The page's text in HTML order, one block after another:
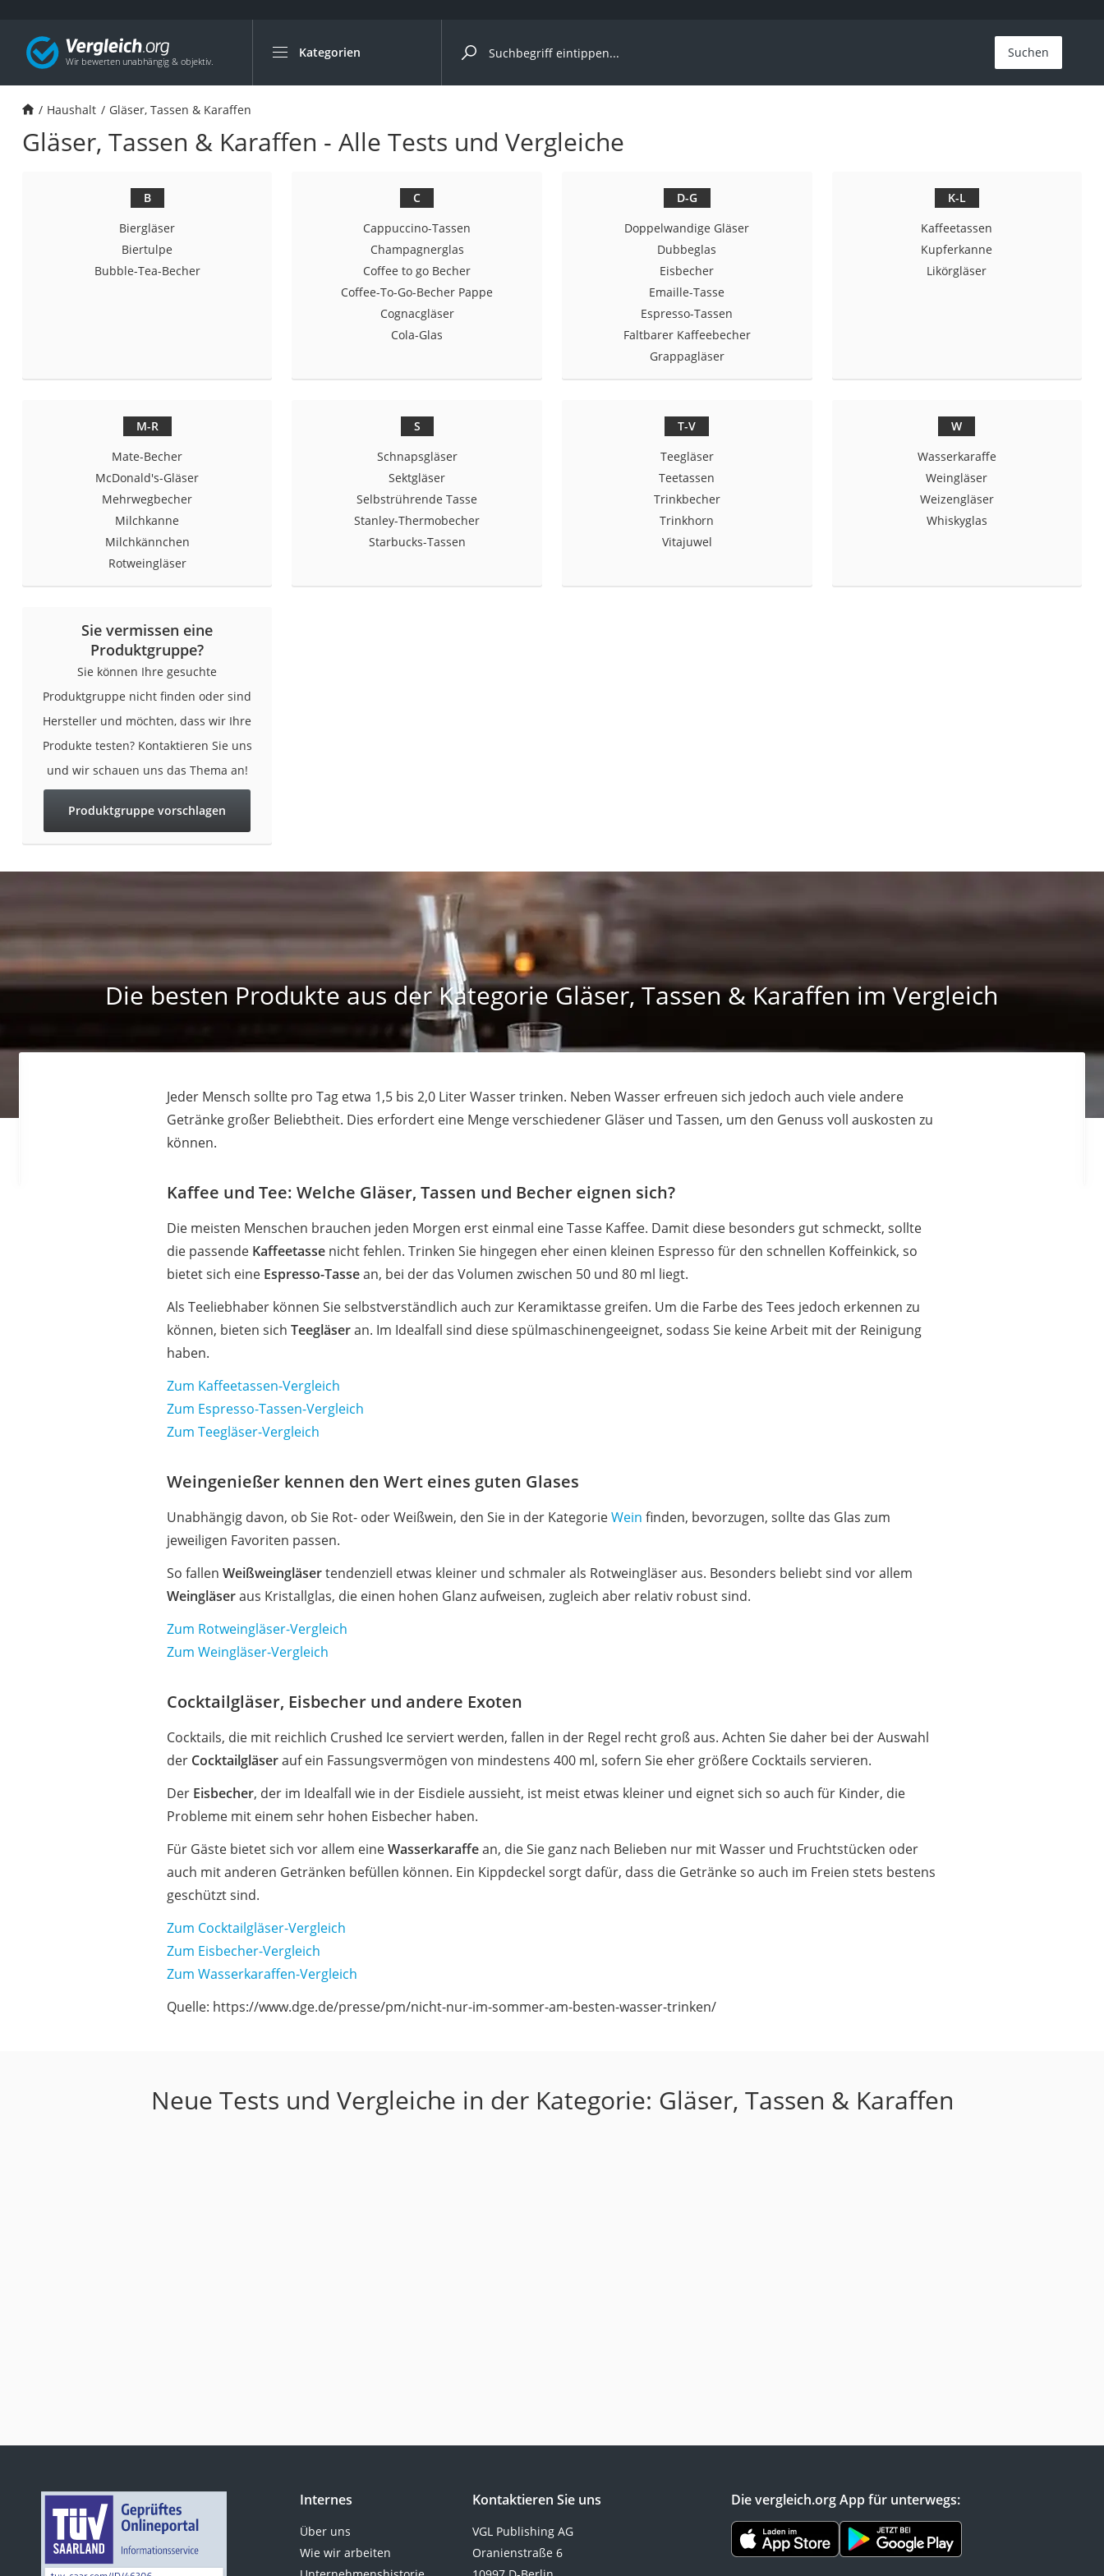
Kategorien
Die beliebtesten Vergleiche nach Kategorie
Haushalt
Zentralstaubsauger
Industriestaubsauger
Spülmaschinentabs
Akku-Staubsauger
Tierhaarstaubsauger
Suchen
Haushalt Gläser, Tassen & Karaffen
Gläser, Tassen & Karaffen - Alle Tests und Vergleiche
B
Biergläser
Biertulpe
Bubble-Tea-Becher
C
Cappuccino-Tassen
Champagnerglas
Coffee to go Becher
Coffee-To-Go-Becher Pappe
Cognacgläser
Cola-Glas
D-G
Doppelwandige Gläser
Dubbeglas
Eisbecher
Emaille-Tasse
Espresso-Tassen
Faltbarer Kaffeebecher
Grappagläser
K-L
Kaffeetassen
Kupferkanne
Likörgläser
M-R
Mate-Becher
McDonald's-Gläser
Mehrwegbecher
Milchkanne
Milchkännchen
Rotweingläser
S
Schnapsgläser
Sektgläser
Selbstrührende Tasse
Stanley-Thermobecher
Starbucks-Tassen
T-V
Teegläser
Teetassen
Trinkbecher
Trinkhorn
Vitajuwel
W
Wasserkaraffe
Weingläser
Weizengläser
Whiskyglas
Sie vermissen eine
Produktgruppe?
Sie können Ihre gesuchte
Produktgruppe nicht finden oder sind
Hersteller und möchten, dass wir Ihre
Produkte testen? Kontaktieren Sie uns
und wir schauen uns das Thema an!
Produktgruppe vorschlagen
Die besten Produkte aus der Kategorie Gläser, Tassen & Karaffen im Vergleich
Jeder Mensch sollte pro Tag etwa 1,5 bis 2,0 Liter Wasser trinken. Neben Wasser erfreuen sich jedoch auch viele andere
Getränke großer Beliebtheit. Dies erfordert eine Menge verschiedener Gläser und Tassen, um den Genuss voll auskosten zu
können.
Kaffee und Tee: Welche Gläser, Tassen und Becher eignen sich?
Die meisten Menschen brauchen jeden Morgen erst einmal eine Tasse Kaffee. Damit diese besonders gut schmeckt, sollte
die passende Kaffeetasse nicht fehlen. Trinken Sie hingegen eher einen kleinen Espresso für den schnellen Koffeinkick, so
bietet sich eine Espresso-Tassean, bei der das Volumen zwischen 50 und 80 ml liegt.
Als Teeliebhaber können Sie selbstverständlich auch zur Keramiktasse greifen. Um die Farbe des Tees jedoch erkennen zu
können, bieten sichTeegläseran. Im Idealfall sind diese spülmaschinengeeignet, sodass Sie keine Arbeit mit der Reinigung
haben.
Zum Kaffeetassen-Vergleich
Zum Espresso-Tassen-Vergleich
Zum Teegläser-Vergleich
Weingenießer kennen den Wert eines guten Glases
Unabhängig davon, ob Sie Rot- oder Weißwein, den Sie in der KategorieWein finden, bevorzugen, sollte das Glas zum
jeweiligen Favoriten passen.
So fallenWeißweingläsertendenziell etwas kleiner und schmaler als Rotweingläser aus. Besonders beliebt sind vor allem
Weingläseraus Kristallglas, die einen hohen Glanz aufweisen, zugleich aber relativ robust sind.
Zum Rotweingläser-Vergleich
Zum Weingläser-Vergleich
Cocktailgläser, Eisbecher und andere Exoten
Cocktails, die mit reichlich Crushed Ice serviert werden, fallen in der Regel recht groß aus. Achten Sie daher bei der Auswahl
der Cocktailgläserauf ein Fassungsvermögen von mindestens 400 ml, sofern Sie eher größere Cocktails servieren.
Der Eisbecher, der im Idealfall wie in der Eisdiele aussieht, ist meist etwas kleiner und eignet sich so auch für Kinder, die
Probleme mit einem sehr hohen Eisbecher haben.
Für Gäste bietet sich vor allem eineWasserkaraffean, die Sie ganz nach Belieben nur mit Wasser und Fruchtstücken oder
auch mit anderen Getränken befüllen können. Ein Kippdeckel sorgt dafür, dass die Getränke so auch im Freien stets bestens
geschützt sind.
Zum Cocktailgläser-Vergleich
Zum Eisbecher-Vergleich
Zum Wasserkaraffen-Vergleich
Quelle: https://www.dge.de/presse/pm/nicht-nur-im-sommer-am-besten-wasser-trinken/
Neue Tests und Vergleiche in der Kategorie: Gläser, Tassen & Karaffen
Internes
Über uns
Wie wir arbeiten
Kontaktieren Sie uns
VGL Publishing AG
Oranienstraße 6
Die vergleich.org App für unterwegs: